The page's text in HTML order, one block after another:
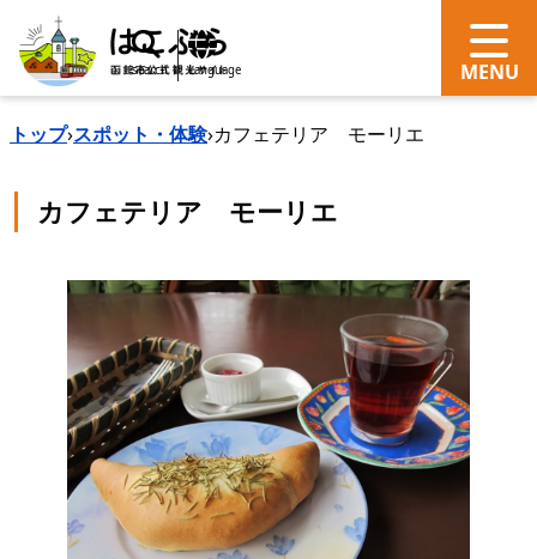
search Language
トップ›スポット・体験›カフェテリア モーリエ
カフェテリア モーリエ